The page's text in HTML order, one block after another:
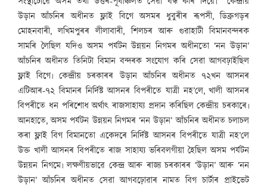
উড়ান আঁচনিৰ অধীনত ফ্লাই বিগে অসমৰ ধুবুৰীৰ ৰূপসী, ডিব্ৰুগড়ৰ
মোহনবাৰী, লখিমপুৰৰ লীলাবাৰী, শিলচৰ আৰু গুৱাহাটী বিমানবন্দৰক
সামৰি লৈছিল যদিও অসম পৰ্যটন উন্নয়ন নিগমৰ অধীনতো ‘নন উড়ান’
আঁচনিৰ অধীনত তিনিটা বিমান বন্দৰক সংযোগ কৰি সেৱা আগবঢ়াইছিল
ফ্লাই বিগে৷ কেন্দ্ৰীয় চৰকাৰৰ উড়ান আঁচনিৰ অধীনত ৭২খন আসনৰ
এটিআৰ-৭২ বিমানৰ নিৰ্দিষ্ট আসনৰ বিপৰীতে যাত্ৰী নহ’লে, খালী আসনৰ
বিপৰীতে ধন পৰিশোধ অৰ্থাৎ ৰাজসাহায্য প্ৰদান কৰিছিল কেন্দ্ৰীয় চৰকাৰে৷
আনহাতে, অসম পৰ্যটন উন্নয়ন নিগমৰ ‘নন উড়ান’ আঁচনিৰ অধীনত চলাচল
কৰা ফ্লাই বিগ বিমানতো একেদৰে নিৰ্দিষ্ট আসনৰ বিপৰীতে যাত্ৰী নহ’লে
উক্ত খালী আসনৰ বিপৰীতে ৰাজ সাহায্য ভৰিবলগীয়া হৈছিল অসম পৰ্যটন
উন্নয়ন নিগমে৷ লক্ষণীয়ভাৱে কেন্দ্ৰ আৰু ৰাজ্য চৰকাৰৰ ‘উড়ান’ আৰু ‘নন
উড়ান’ আঁচনিৰ অধীনত সেৱা আগবঢ়োৱাৰ নামত বিগ চাৰ্টাৰ প্ৰাইভেট